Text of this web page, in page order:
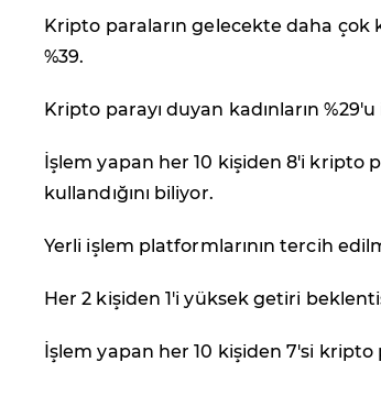
Kripto paraların gelecekte daha çok
%39.
Kripto parayı duyan kadınların %29'u
İşlem yapan her 10 kişiden 8'i kripto
kullandığını biliyor.
Yerli işlem platformlarının tercih
Her 2 kişiden 1'i yüksek getiri
İşlem yapan her 10 kişiden 7'si